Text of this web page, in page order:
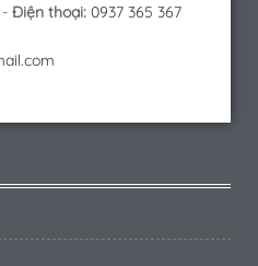
- Điện thoại: 0937 365 367